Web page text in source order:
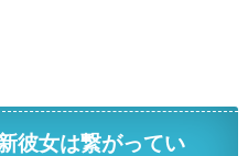
彼女は繋がってい